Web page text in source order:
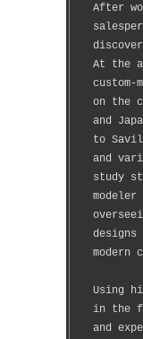
After
At the
custom-
on the
and
to
and
study
modern
Using
in the
and